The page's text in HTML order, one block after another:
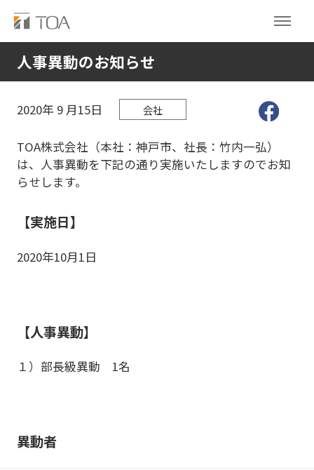
人事異動のお知らせ
2020年 9 月15日 会社
TOA株式会社（本社：神戸市、社長：竹内一弘）
は、人事異動を下記の通り実施いたしますのでお知
らせします。
【実施日】
2020年10月1日
【人事異動】
１）部長級異動 1名
異動者